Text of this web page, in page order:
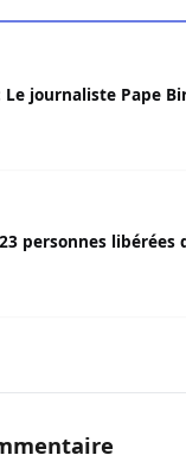
journaliste Pape
personnes libérées